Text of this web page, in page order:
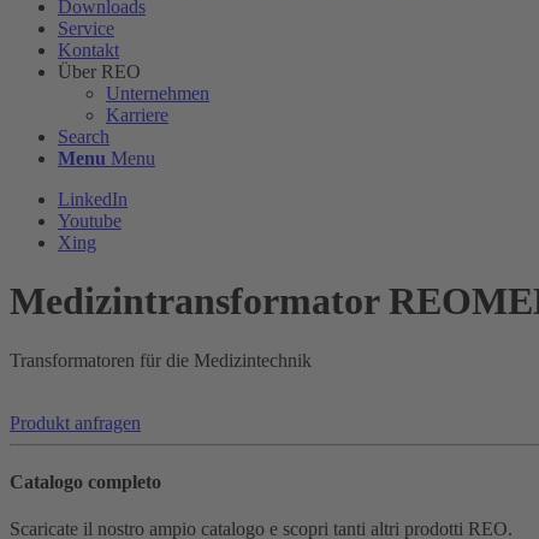
Downloads
Service
Kontakt
Über REO
Unternehmen
Karriere
Search
Menu Menu
LinkedIn
Youtube
Xing
Medizintransformator
Transformatoren für die Medizintechnik
Produkt anfragen
Catalogo completo
Scaricate il nostro ampio catalogo e scopri tanti altri prodotti REO.